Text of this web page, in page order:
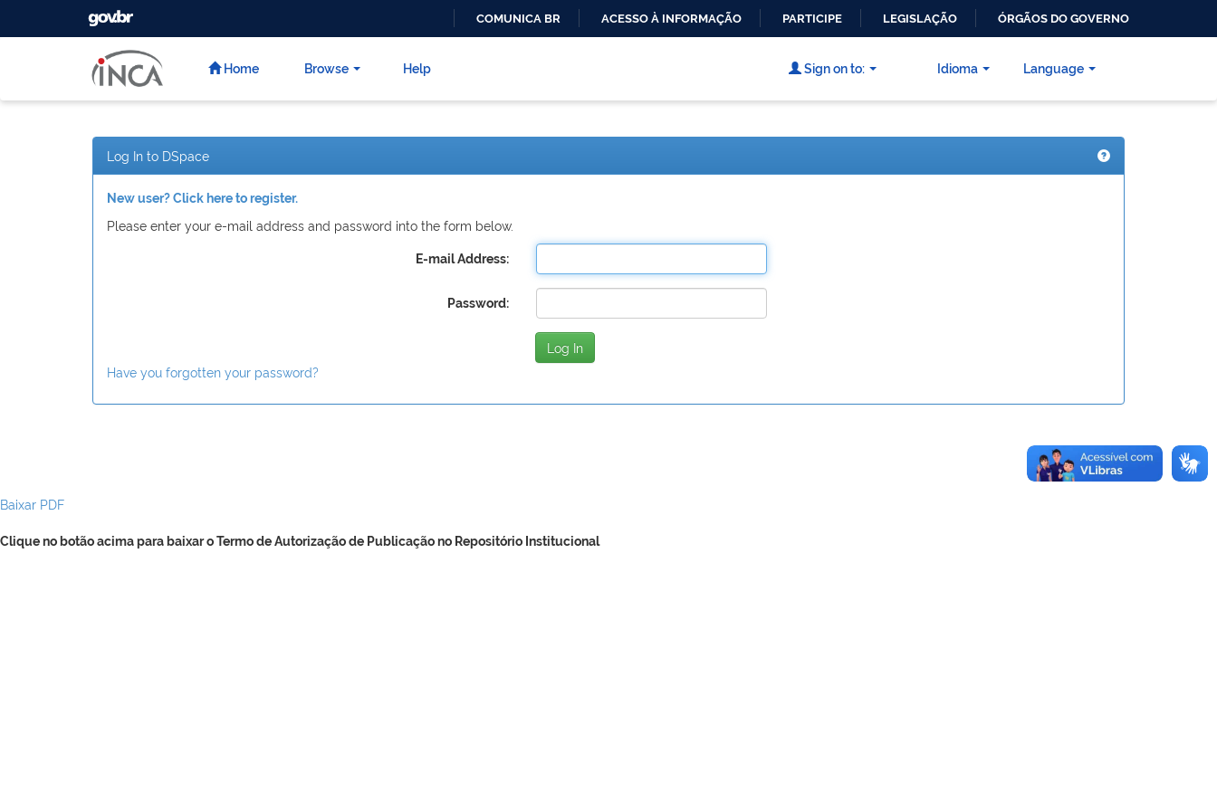
CONTEÚDO
GOVBR
COMUNICA BR ACESSO À INFORMAÇÃO PARTICIPE LEGISLAÇÃO ÓRGÃOS DO GOVERNO
Home Browse Help Language
Sign on to: Idioma
Log In to DSpace
New user? Click here to register.
Please enter your e-mail address and password into the form below.
E-mail Address:
Password:
Have you forgotten your password?
Baixar PDF
Clique no botão acima para baixar o Termo de Autorização de Publicação no Repositório Institucional